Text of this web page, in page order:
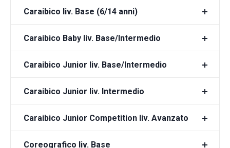
Caraibico liv. Base (6/14 anni)
Caraibico Baby liv. Base/Intermedio
Caraibico Junior liv. Base/Intermedio
Caraibico Junior liv. Intermedio
Caraibico Junior Competition liv. Avanzato
Coreografico liv. Base